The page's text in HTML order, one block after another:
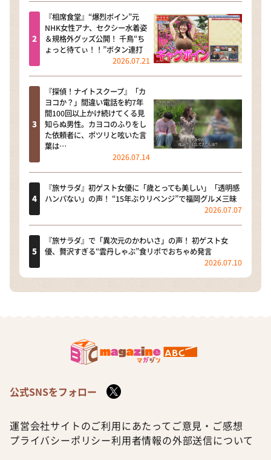
『相席食堂』“爆烈ボイン”元
NHK女性アナ、セクシー水着姿
＆規格外グッズ公開！ 千鳥“ち
ょっと待てぃ！！”ボタン連打
2026.07.21
『探偵！ナイトスクープ』「カ
ヨコか？」間違い電話を約7年
間100回以上かけ続けてくる見
知らぬ男性。カヨコのふりをし
た依頼者に、ポツリと呟いた言
葉は…
2026.07.14
『旅サラダ』初ゲスト女優に「歳とっても美しい」「透明感
ハンパない」の声！ “15年ぶりリベンジ”で福岡グルメ三昧
2026.07.07
『旅サラダ』で「異次元のかわいさ」の声！ 初ゲスト女
優、贅沢すぎる“雲丹しゃぶ”食リポでおちゃめ発言
2026.07.10
公式SNSをフォロー
運営会社サイトのご利用にあたって ご意見・ご感想
プライバシーポリシー利用者情報の外部送信について